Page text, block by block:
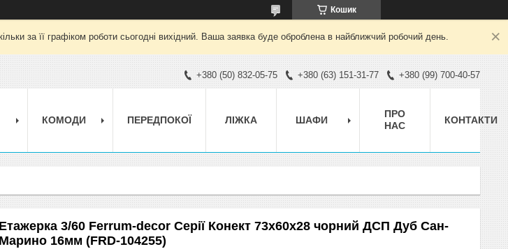
Кошик
за її графіком роботи сьогодні вихідний. Ваша заявка буде оброблена в найближчий робочий день.
+380 (50) 832-05-75 +380 (63) 151-31-77 +380 (99) 700-40-57
КОМОДИ ПЕРЕДПОКОЇ ЛІЖКА ШАФИ
ПРО
НАС
КОНТАКТИ
Етажерка 3/60 Ferrum-decor Серії Конект 73x60x28 чорний ДСП Дуб Сан-
Марино 16мм (FRD-104255)